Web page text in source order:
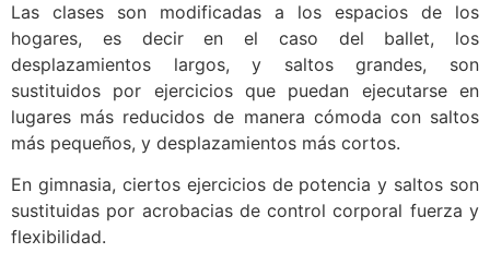
Las clases son modificadas a los espacios de los
hogares, es decir en el caso del ballet, los
desplazamientos largos, y saltos grandes, son
sustituidos por ejercicios que puedan ejecutarse en
lugares más reducidos de manera cómoda con saltos
más pequeños, y desplazamientos más cortos.
En gimnasia, ciertos ejercicios de potencia y saltos son
sustituidas por acrobacias de control corporal fuerza y
flexibilidad.